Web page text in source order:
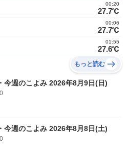
27.7℃
00:20
27.7℃
00:06
27.6℃
01:55
もっと読む
今週のこよみ 2026年8月9日(日)
今週のこよみ 2026年8月8日(土)